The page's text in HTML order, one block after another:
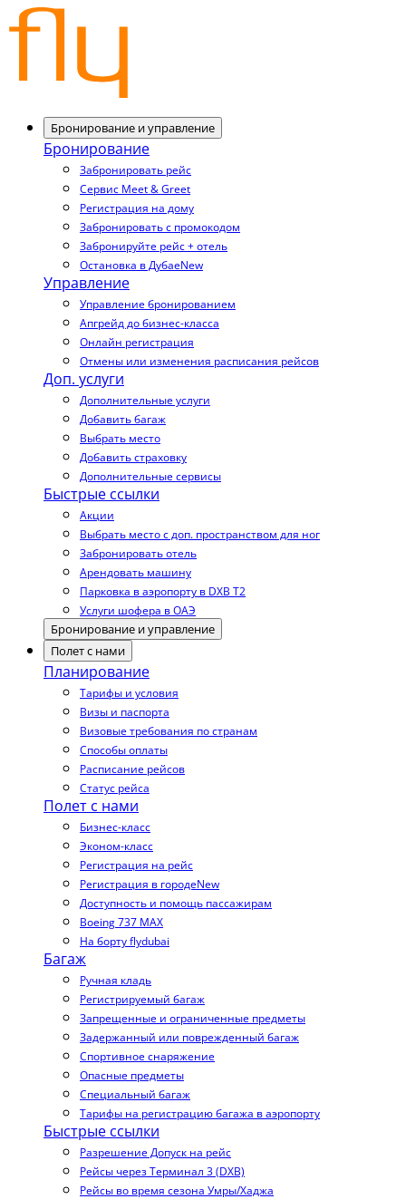
Бронирование и управление
Бронирование
Забронировать рейс
Сервис Meet & Greet
Регистрация на дому
Забронировать с промокодом
Забронируйте рейс + отель
Остановка в ДубаеNew
Управление
Управление бронированием
Апгрейд до бизнес-класса
Онлайн регистрация
Отмены или изменения расписания рейсов
Доп. услуги
Дополнительные услуги
Добавить багаж
Выбрать место
Добавить страховку
Дополнительные сервисы
Быстрые ссылки
Акции
Выбрать место с доп. пространством для ног
Забронировать отель
Арендовать машину
Парковка в аэропорту в DXB T2
Услуги шофера в ОАЭ
Бронирование и управление
Полет с нами
Планирование
Тарифы и условия
Визы и паспорта
Визовые требования по странам
Способы оплаты
Расписание рейсов
Статус рейса
Полет с нами
Бизнес-класс
Эконом-класс
Регистрация на рейс
Регистрация в городеNew
Доступность и помощь пассажирам
Boeing 737 MAX
На борту flydubai
Багаж
Ручная кладь
Регистрируемый багаж
Запрещенные и ограниченные предметы
Задержанный или поврежденный багаж
Спортивное снаряжение
Опасные предметы
Специальный багаж
Тарифы на регистрацию багажа в аэропорту
Быстрые ссылки
Разрешение Допуск на рейс
Рейсы через Терминал 3 (DXB)
Рейсы во время сезона Умры/Хаджа